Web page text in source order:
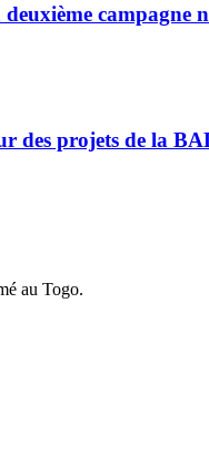
campagne
des projets de la
au Togo.